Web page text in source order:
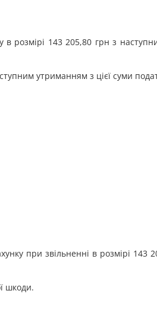
розмірі 143 205,80 грн з
утриманням з цієї суми
при звільненні в розмірі
шкоди.